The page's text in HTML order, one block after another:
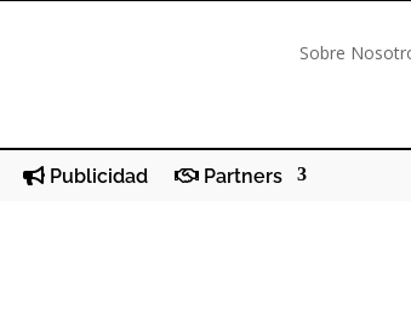
Sobre
Publicidad Partners